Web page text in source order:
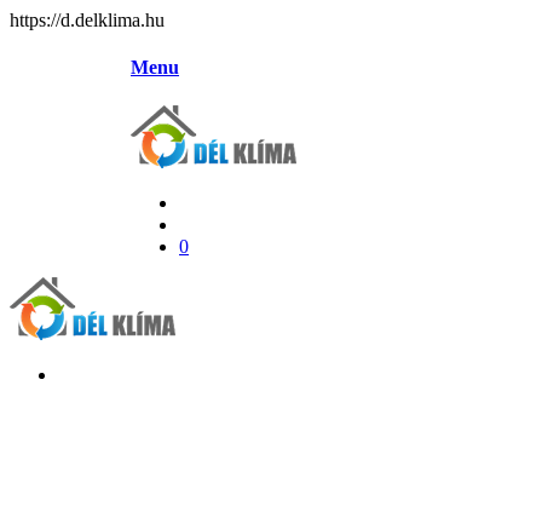
https://d.delklima.hu
Menu
0